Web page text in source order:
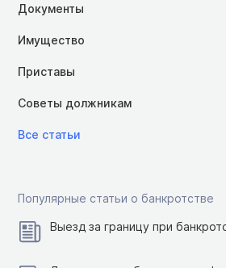
Документы
Имущество
Приставы
Советы должникам
Все статьи
Популярные статьи о банкротстве
Выезд за границу при